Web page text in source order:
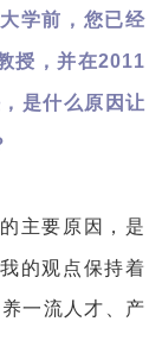
学前，您已经
授，并在2011
是什么原因让
主要原因，是
的观点保持着
一流人才、产